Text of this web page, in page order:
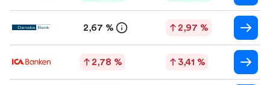
2,67 % 2,97 %
2,78 % 3,41 %